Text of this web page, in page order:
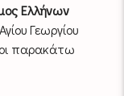
Ελλήνων
Γεωργίου
παρακάτω